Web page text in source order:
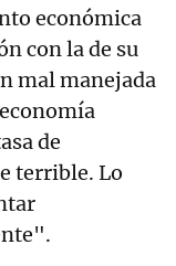
económica
con la de su
mal manejada
de
terrible. Lo